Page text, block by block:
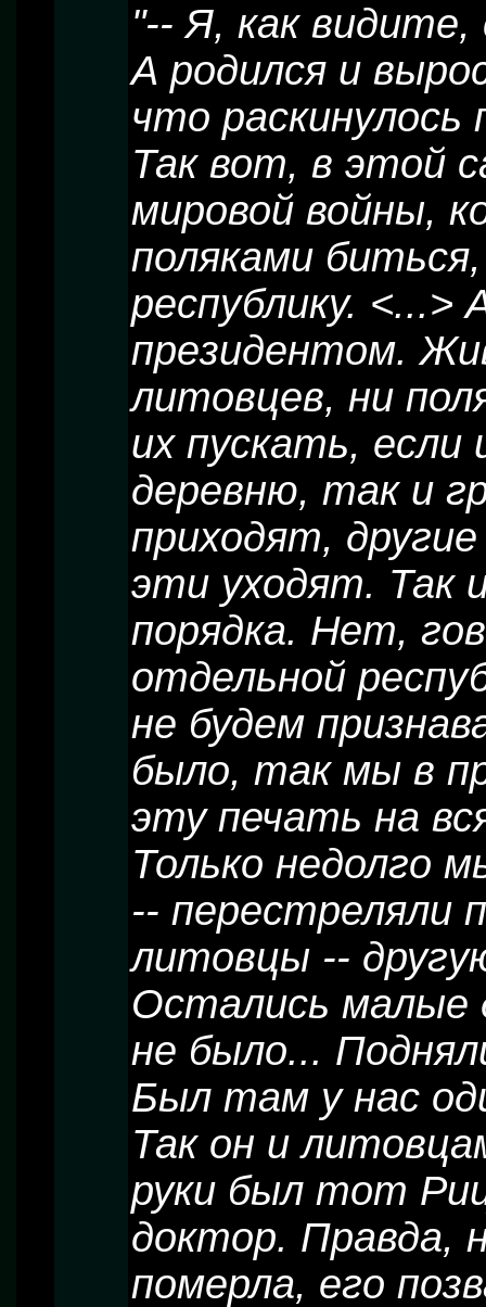
"-- Я, как
А родился и
что
Так вот, в этой
мировой войны,
поляками
республику. <...>
президентом.
литовцев, ни
их пускать, если
деревню, так и
приходят,
эти уходят. Так
порядка. Нет,
отдельной
не будем
было, так мы в
эту печать на
Только недолго
-- перестреляли
литовцы --
Остались малые
не было...
Был там у нас
Так он и
руки был тот
доктор. Правда,
померла, его